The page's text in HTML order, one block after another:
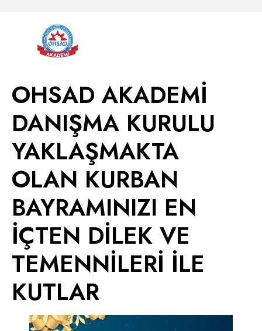
OHSAD AKADEMİ
DANIŞMA KURULU
YAKLAŞMAKTA
OLAN KURBAN
BAYRAMINIZI EN
İÇTEN DİLEK VE
TEMENNİLERİ İLE
KUTLAR